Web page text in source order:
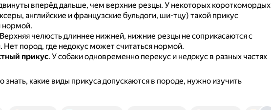
вперёд дальше, чем верхние резцы. У некоторых короткомордых
английские и французские бульдоги, ши-тцу) такой прикус
нормой.
Верхняя челюсть длиннее нижней, нижние резцы не соприкасаются с
Нет пород, где недокус может считаться нормой.
прикус. У собаки одновременно перекус и недокус в разных частях
знать, какие виды прикуса допускаются в породе, нужно изучить